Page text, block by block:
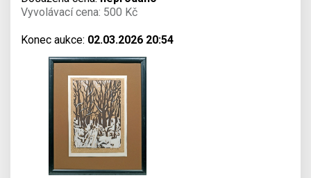
Vyvolávací cena: 500 Kč
Konec aukce: 02.03.2026 20:54